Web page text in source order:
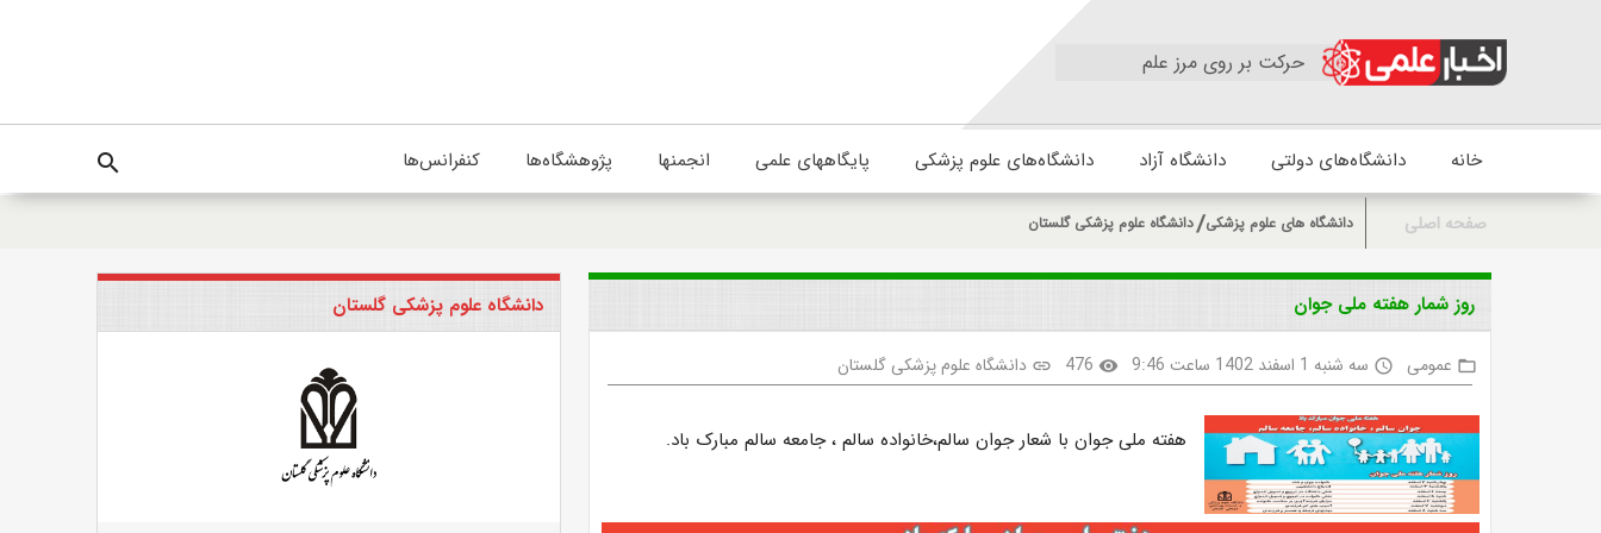
حرکت بر روی مرز علم
خانه دانشگاه‌های دولتی دانشگاه آزاد دانشگاه‌های علوم پزشکی پایگاههای علمی انجمنها پژوهشگاه‌ها کنفرانس‌ها search
صفحه اصلی دانشگاه های علوم پزشکی دانشگاه علوم پزشکی گلستان
روز شمار هفته ملی جوان
folder_open عمومی access_time سه شنبه 1 اسفند 1402 ساعت 9:46 visibility
476
link دانشگاه علوم پزشکی گلستان
هفته ملی جوان با شعار جوان سالم،خانواده سالم ، جامعه سالم مبارک باد.
دانشگاه علوم پزشکی گلستان